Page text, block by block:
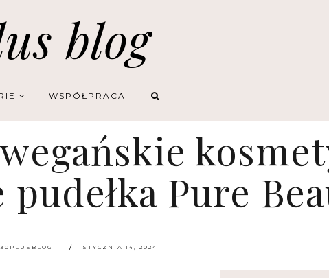
blog
WSPÓŁPRACA
Pure
STYCZNIA 14, 2024